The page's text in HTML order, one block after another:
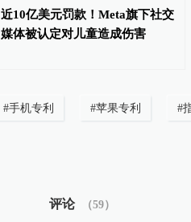
近10亿美元罚款！Meta旗下社交
媒体被认定对儿童造成伤害
#手机专利 #苹果专利 #
评论 （59）